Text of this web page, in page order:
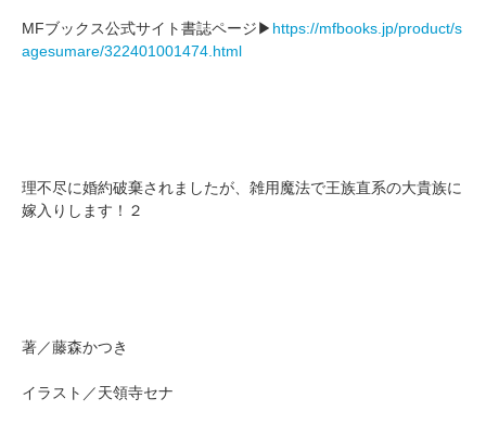
MFブックス公式サイト書誌ページ▶ https://mfbooks.jp/product/s
agesumare/322401001474.html
理不尽に婚約破棄されましたが、雑用魔法で王族直系の大貴族に
嫁入りします！２
著／藤森かつき
イラスト／天領寺セナ